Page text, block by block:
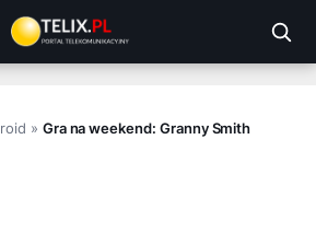
» Gra na weekend: Granny Smith